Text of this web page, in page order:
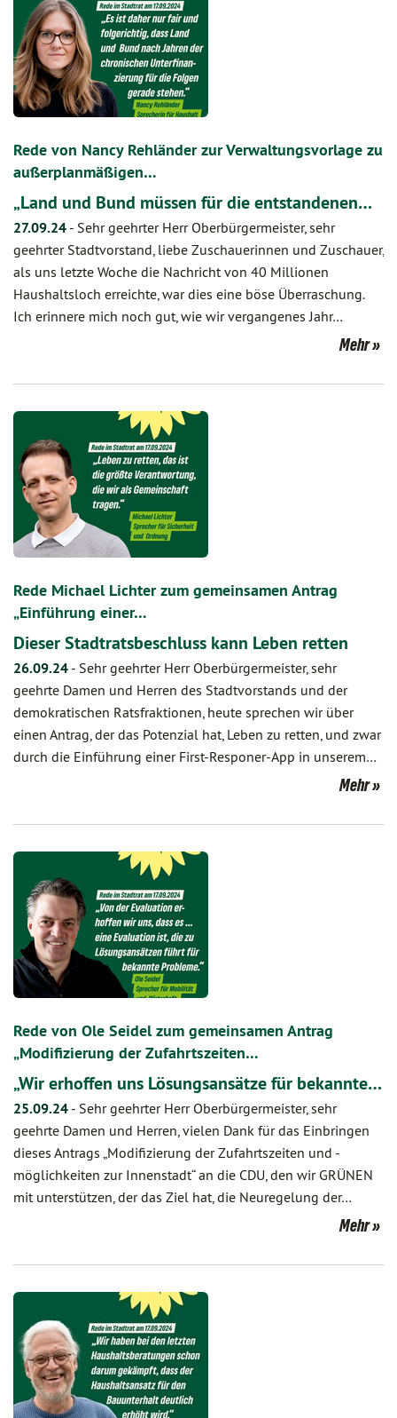
Rede von Nancy Rehländer zur Verwaltungsvorlage zu
außerplanmäßigen…
„Land und Bund müssen für die entstandenen…
27.09.24 - Sehr geehrter Herr Oberbürgermeister, sehr
geehrter Stadtvorstand, liebe Zuschauerinnen und Zuschauer,
als uns letzte Woche die Nachricht von 40 Millionen
Haushaltsloch erreichte, war dies eine böse Überraschung.
Ich erinnere mich noch gut, wie wir vergangenes Jahr…
Mehr
Rede Michael Lichter zum gemeinsamen Antrag
„Einführung einer…
Dieser Stadtratsbeschluss kann Leben retten
26.09.24 - Sehr geehrter Herr Oberbürgermeister, sehr
geehrte Damen und Herren des Stadtvorstands und der
demokratischen Ratsfraktionen, heute sprechen wir über
einen Antrag, der das Potenzial hat, Leben zu retten, und zwar
durch die Einführung einer First-Responer-App in unserem…
Mehr
Rede von Ole Seidel zum gemeinsamen Antrag
„Modifizierung der Zufahrtszeiten…
„Wir erhoffen uns Lösungsansätze für bekannte…
25.09.24 - Sehr geehrter Herr Oberbürgermeister, sehr
geehrte Damen und Herren, vielen Dank für das Einbringen
dieses Antrags „Modifizierung der Zufahrtszeiten und -
möglichkeiten zur Innenstadt“ an die CDU, den wir GRÜNEN
mit unterstützen, der das Ziel hat, die Neuregelung der…
Mehr